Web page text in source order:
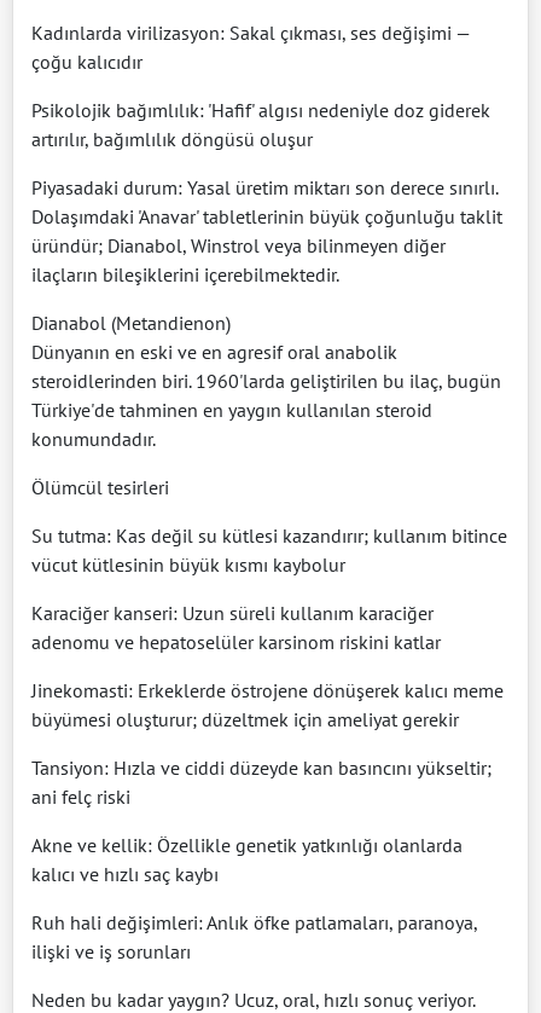
Kadınlarda virilizasyon: Sakal çıkması, ses değişimi —
çoğu kalıcıdır
Psikolojik bağımlılık: 'Hafif' algısı nedeniyle doz giderek
artırılır, bağımlılık döngüsü oluşur
Piyasadaki durum: Yasal üretim miktarı son derece sınırlı.
Dolaşımdaki 'Anavar' tabletlerinin büyük çoğunluğu taklit
üründür; Dianabol, Winstrol veya bilinmeyen diğer
ilaçların bileşiklerini içerebilmektedir.
Dianabol (Metandienon)
Dünyanın en eski ve en agresif oral anabolik
steroidlerinden biri. 1960'larda geliştirilen bu ilaç, bugün
Türkiye'de tahminen en yaygın kullanılan steroid
konumundadır.
Ölümcül tesirleri
Su tutma: Kas değil su kütlesi kazandırır; kullanım bitince
vücut kütlesinin büyük kısmı kaybolur
Karaciğer kanseri: Uzun süreli kullanım karaciğer
adenomu ve hepatoselüler karsinom riskini katlar
Jinekomasti: Erkeklerde östrojene dönüşerek kalıcı meme
büyümesi oluşturur; düzeltmek için ameliyat gerekir
Tansiyon: Hızla ve ciddi düzeyde kan basıncını yükseltir;
ani felç riski
Akne ve kellik: Özellikle genetik yatkınlığı olanlarda
kalıcı ve hızlı saç kaybı
Ruh hali değişimleri: Anlık öfke patlamaları, paranoya,
ilişki ve iş sorunları
Neden bu kadar yaygın? Ucuz, oral, hızlı sonuç veriyor.